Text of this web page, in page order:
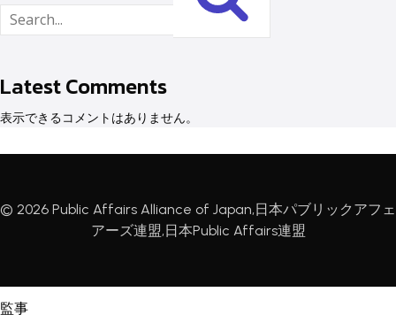
Latest Comments
表示できるコメントはありません。
© 2026 Public Affairs Alliance of Japan,日本パブリックアフェ
アーズ連盟,日本Public Affairs連盟